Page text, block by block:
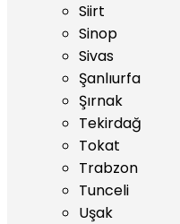
Siirt
Sinop
Sivas
Şanlıurfa
Şırnak
Tekirdağ
Tokat
Trabzon
Tunceli
Uşak